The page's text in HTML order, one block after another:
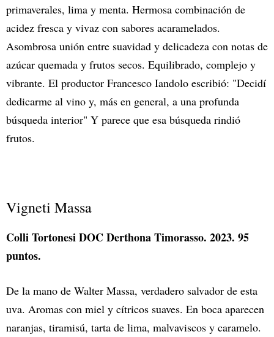
primaverales, lima y menta. Hermosa combinación de
acidez fresca y vivaz con sabores acaramelados.
Asombrosa unión entre suavidad y delicadeza con notas de
azúcar quemada y frutos secos. Equilibrado, complejo y
vibrante. El productor Francesco Iandolo escribió: "Decidí
dedicarme al vino y, más en general, a una profunda
búsqueda interior" Y parece que esa búsqueda rindió
frutos.
Vigneti Massa
Colli Tortonesi DOC Derthona Timorasso. 2023. 95
puntos.
De la mano de Walter Massa, verdadero salvador de esta
uva. Aromas con miel y cítricos suaves. En boca aparecen
naranjas, tiramisú, tarta de lima, malvaviscos y caramelo.